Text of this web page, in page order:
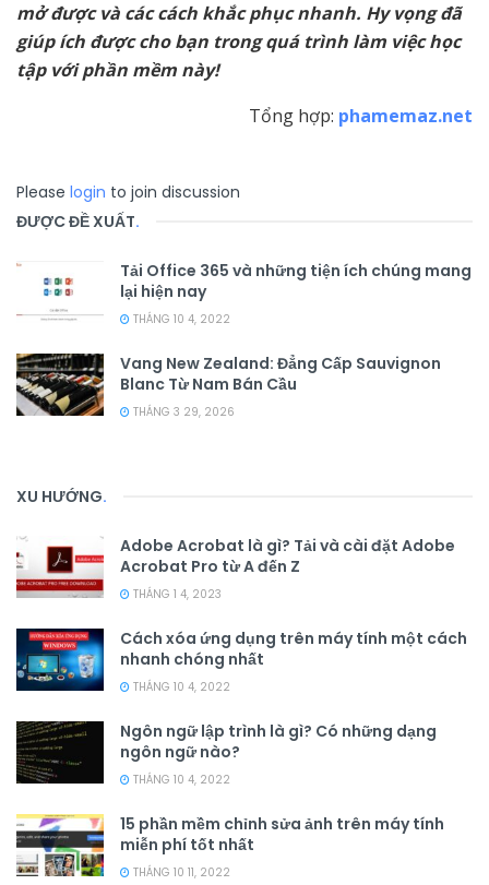
mở được và các cách khắc phục nhanh. Hy vọng đã
giúp ích được cho bạn trong quá trình làm việc học
tập với phần mềm này!
Tổng hợp: phamemaz.net
Please login to join discussion
ĐƯỢC ĐỀ XUẤT.
Tải Office 365 và những tiện ích chúng mang
lại hiện nay
THÁNG 10 4, 2022
Vang New Zealand: Đẳng Cấp Sauvignon
Blanc Từ Nam Bán Cầu
THÁNG 3 29, 2026
XU HƯỚNG.
Adobe Acrobat là gì? Tải và cài đặt Adobe
Acrobat Pro từ A đến Z
THÁNG 1 4, 2023
Cách xóa ứng dụng trên máy tính một cách
nhanh chóng nhất
THÁNG 10 4, 2022
Ngôn ngữ lập trình là gì? Có những dạng
ngôn ngữ nào?
THÁNG 10 4, 2022
15 phần mềm chỉnh sửa ảnh trên máy tính
miễn phí tốt nhất
THÁNG 10 11, 2022